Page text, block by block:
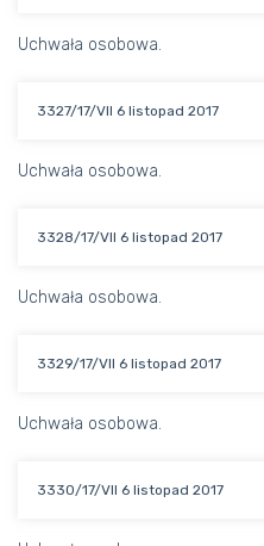
Uchwała osobowa.
3327/17/VII 6 listopad 2017
Uchwała osobowa.
3328/17/VII 6 listopad 2017
Uchwała osobowa.
3329/17/VII 6 listopad 2017
Uchwała osobowa.
3330/17/VII 6 listopad 2017